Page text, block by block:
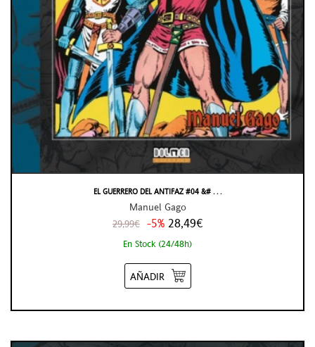
EL GUERRERO DEL ANTIFAZ #04 &# . . .
Manuel Gago
29,99€ -5% 28,49€
En Stock (24/48h)
AÑADIR